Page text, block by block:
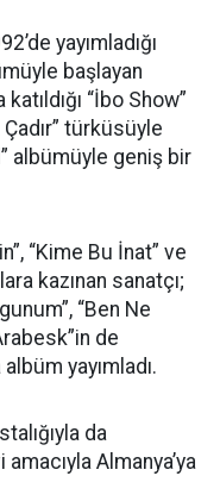
yayımladığı
başlayan
“İbo Show”
türküsüyle
albümüyle geniş bir
“Kime Bu İnat” ve
kazınan sanatçı;
“Ben Ne
de
yayımladı.
da
Almanya’ya